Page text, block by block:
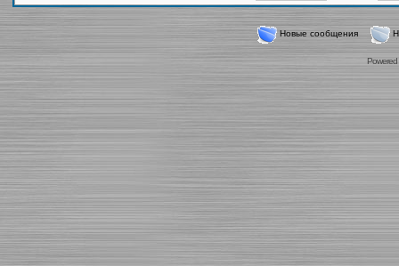
Новые сообщения